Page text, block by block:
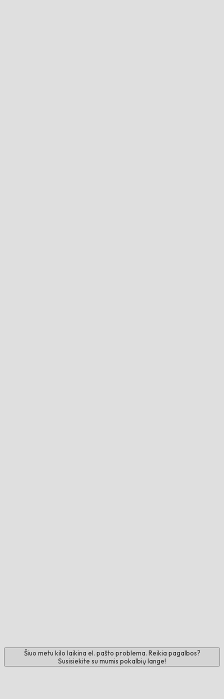
Šiuo metu kilo laikina el. pašto problema. Reikia pagalbos?
Susisiekite su mumis pokalbių lange!